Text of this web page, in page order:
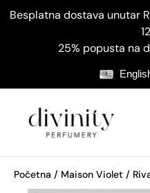
Besplatna dostava unutar
25% popusta na
Početna / Maison Violet /